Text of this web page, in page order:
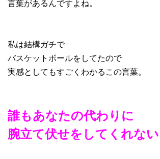
言葉があるんですよね。
私は結構ガチで
バスケットボールをしてたので
実感としてもすごくわかるこの言葉。
誰もあなたの代わりに
腕立て伏せをしてくれない